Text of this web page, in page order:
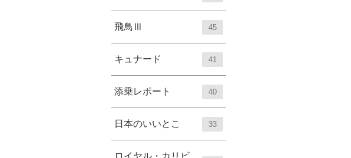
飛鳥Ⅲ 45
キュナード 41
添乗レポート 40
日本のいいとこ 33
ロイヤル・カリビ